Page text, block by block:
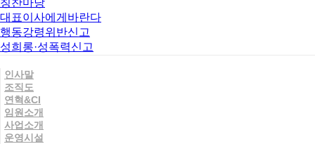
칭찬마당
대표이사에게바란다
행동강령위반신고
성희롱·성폭력신고
인사말
조직도
연혁&CI
임원소개
사업소개
운영시설